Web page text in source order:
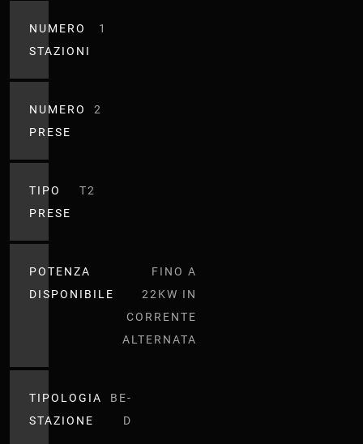
NUMERO
STAZIONI
1
NUMERO
PRESE
2
TIPO
PRESE
T2
POTENZA
DISPONIBILE
FINO A
22KW IN
CORRENTE
ALTERNATA
TIPOLOGIA
STAZIONE
BE-
D